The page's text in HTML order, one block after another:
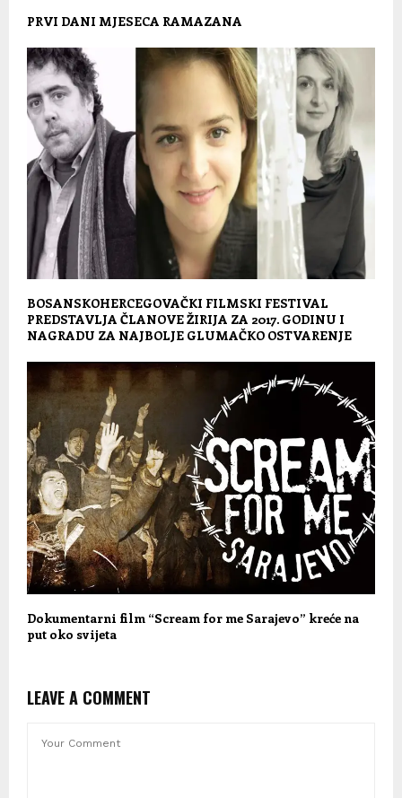
PRVI DANI MJESECA RAMAZANA
BOSANSKOHERCEGOVAČKI FILMSKI FESTIVAL
PREDSTAVLJA ČLANOVE ŽIRIJA ZA 2017. GODINU I
NAGRADU ZA NAJBOLJE GLUMAČKO OSTVARENJE
Dokumentarni film “Scream for me Sarajevo” kreće na
put oko svijeta
LEAVE A COMMENT